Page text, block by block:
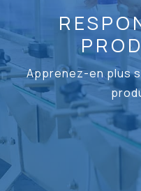
Apprenez-en plus